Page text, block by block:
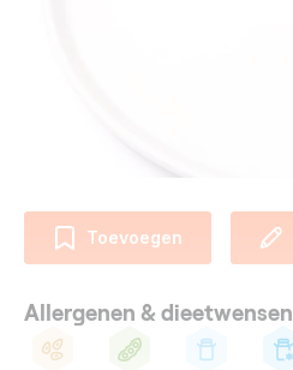
Toevoegen
Allergenen & dieetwensen